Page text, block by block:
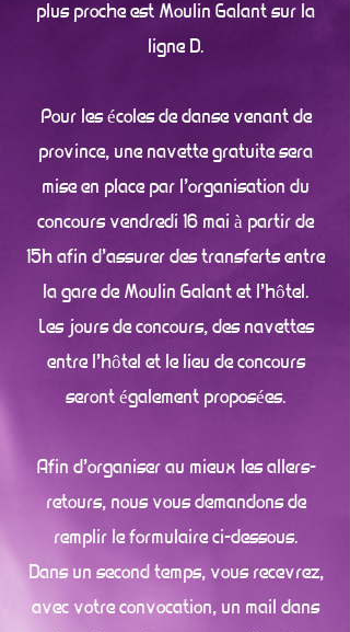
plus proche est Moulin Galant sur la
ligne D.
Pour les écoles de danse venant de
province, une navette gratuite sera
mise en place par l'organisation du
concours vendredi 16 mai à partir de
15h afin d'assurer des transferts entre
la gare de Moulin Galant et l'hôtel.
Les jours de concours, des navettes
entre l'hôtel et le lieu de concours
seront également proposées.
Afin d'organiser au mieux les allers-
retours, nous vous demandons de
remplir le formulaire ci-dessous.
Dans un second temps, vous recevrez,
avec votre convocation, un mail dans